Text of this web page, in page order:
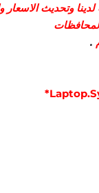
وتحديث
.